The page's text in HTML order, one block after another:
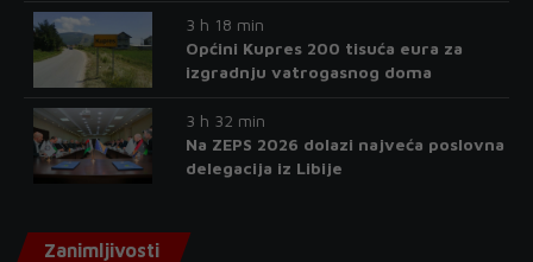
3 h 18 min
Općini Kupres 200 tisuća eura za
izgradnju vatrogasnog doma
3 h 32 min
Na ZEPS 2026 dolazi najveća poslovna
delegacija iz Libije
Zanimljivosti